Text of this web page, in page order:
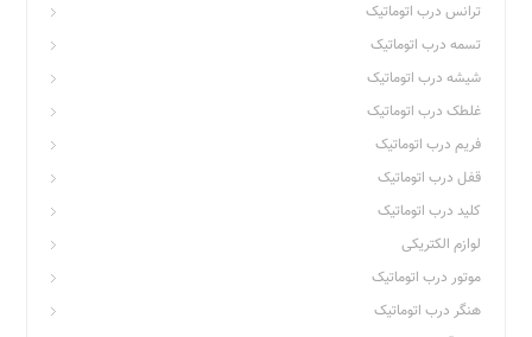
ترانس درب اتوماتیک
تسمه درب اتوماتیک
شیشه درب اتوماتیک
غلطک درب اتوماتیک
فریم درب اتوماتیک
قفل درب اتوماتیک
کلید درب اتوماتیک
لوازم الکتریکی
موتور درب اتوماتیک
هنگر درب اتوماتیک